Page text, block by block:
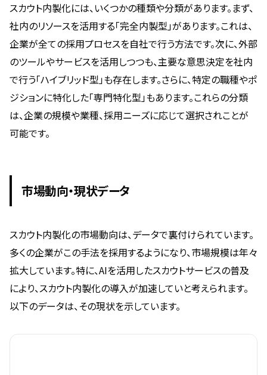
スカウト内製化には、いくつかの種類や分類があります。まず、
社内のリソースを活用する「完全内製型」があります。これは、
企業が全ての採用プロセスを自社で行う方法です。次に、外部
のツールやサービスを活用しつつも、主要な意思決定を社内
で行う「ハイブリッド型」も存在します。さらに、特定の職種やポ
ジションに特化した「専門特化型」もあります。これらの分類
は、企業の規模や業種、採用ニーズに応じて選択されことが
可能です。
市場動向・現状データ
スカウト内製化の市場動向は、データで裏付けられています。
多くの企業がこの手法を採用するようになり、市場規模は年々
拡大しています。特に、AIを活用したスカウトサービスの普及
により、スカウト内製化の導入が加速していと考えられます。
以下のデータは、その現状を示しています。